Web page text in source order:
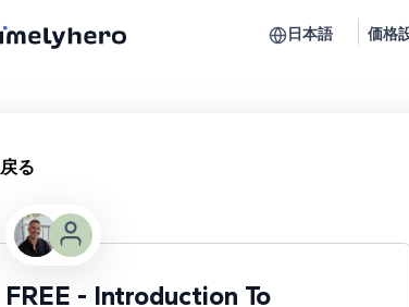
日本語 価格
戻る
FREE - Introduction To